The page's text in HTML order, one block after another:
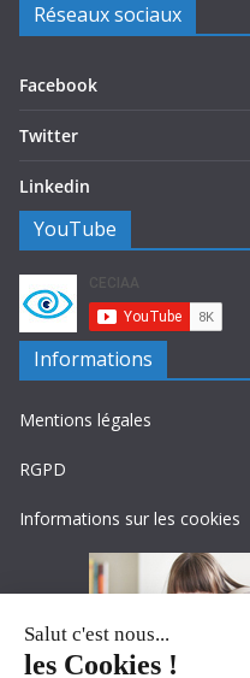
Réseaux sociaux
Facebook
Twitter
Linkedin
YouTube
Informations
Mentions légales
RGPD
Informations sur les cookies